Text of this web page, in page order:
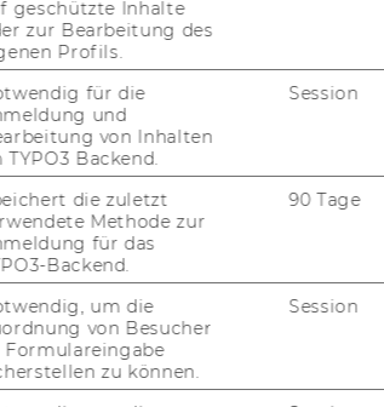
geschützte Inhalte
zur Bearbeitung des
Profils.
für die
und
von Inhalten
TYPO3 Backend.
Session
die zuletzt
Methode zur
für das
Backend.
90 Tage
um die
von Besucher
Formulareingabe
zu können.
Session